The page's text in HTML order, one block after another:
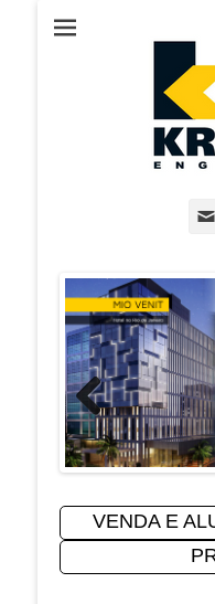
Previous
VENDA E